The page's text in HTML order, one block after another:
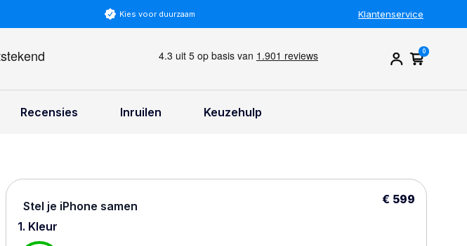
Kies voor duurzaam Klantenservice
0
Recensies Inruilen Keuzehulp
Stel je iPhone samen
€ 599
1. Kleur